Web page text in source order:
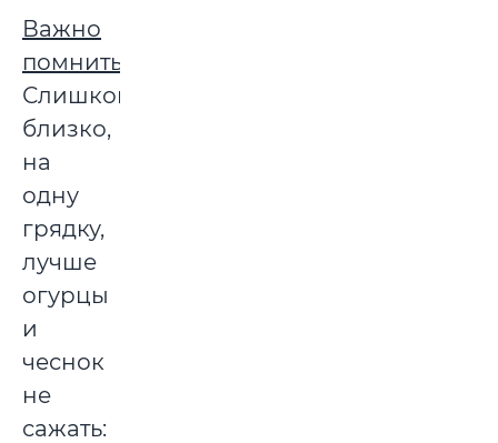
Важно
помнить:
Слишком
близко,
на
одну
грядку,
лучше
огурцы
и
чеснок
не
сажать: